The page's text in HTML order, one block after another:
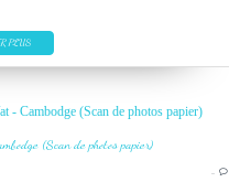
PLUS
- Cambodge (Scan de photos papier)
…